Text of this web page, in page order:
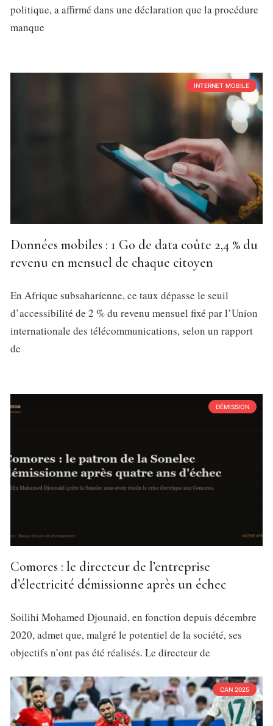
politique, a affirmé dans une déclaration que la procédure
manque
INTERNET MOBILE
Données mobiles : 1 Go de data coûte 2,4 % du
revenu en mensuel de chaque citoyen
En Afrique subsaharienne, ce taux dépasse le seuil
d’accessibilité de 2 % du revenu mensuel fixé par l’Union
internationale des télécommunications, selon un rapport
de
DÉMISSION
Comores : le directeur de l’entreprise
d’électricité démissionne après un échec
Soilihi Mohamed Djounaid, en fonction depuis décembre
2020, admet que, malgré le potentiel de la société, ses
objectifs n’ont pas été réalisés. Le directeur de
CAN 2025